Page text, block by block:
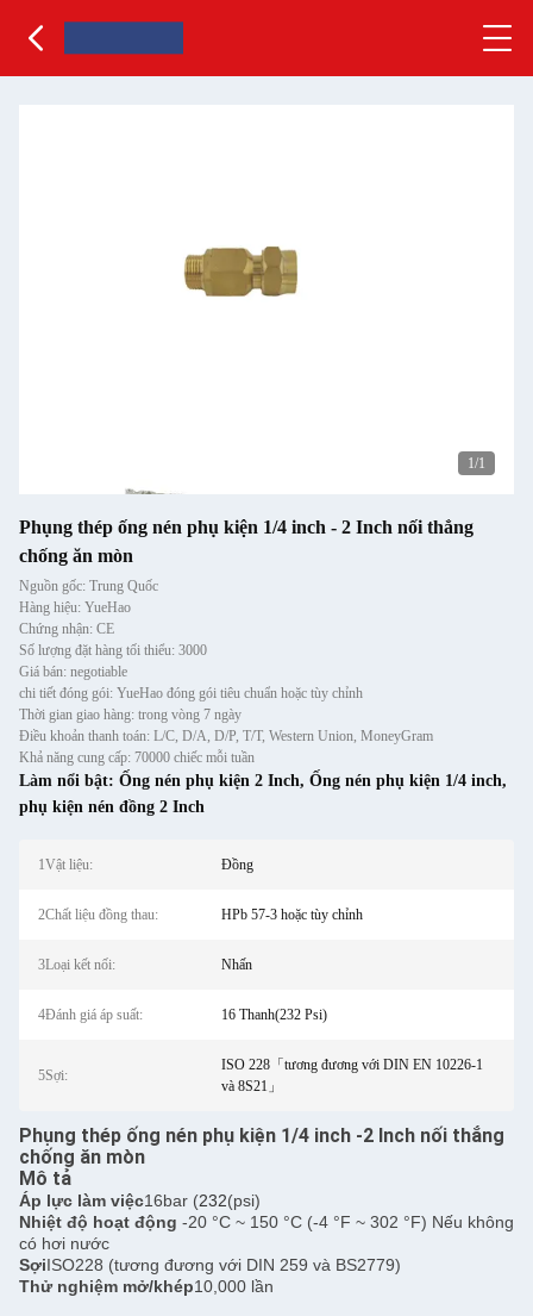
1/1
Phụng thép ống nén phụ kiện 1/4 inch - 2 Inch nối thẳng
chống ăn mòn
Nguồn gốc: Trung Quốc
Hàng hiệu: YueHao
Chứng nhận: CE
Số lượng đặt hàng tối thiểu: 3000
Giá bán: negotiable
chi tiết đóng gói: YueHao đóng gói tiêu chuẩn hoặc tùy chỉnh
Thời gian giao hàng: trong vòng 7 ngày
Điều khoản thanh toán: L/C, D/A, D/P, T/T, Western Union, MoneyGram
Khả năng cung cấp: 70000 chiếc mỗi tuần
Làm nổi bật: Ống nén phụ kiện 2 Inch, Ống nén phụ kiện 1/4 inch,
phụ kiện nén đồng 2 Inch
1Vật liệu: Đồng
2Chất liệu đồng thau: HPb 57-3 hoặc tùy chỉnh
3Loại kết nối: Nhấn
4Đánh giá áp suất: 16 Thanh(232 Psi)
5Sợi:
ISO 228「tương đương với DIN EN 10226-1
và 8S21」
Phụng thép ống nén phụ kiện 1/4 inch -2 Inch nối thẳng
chống ăn mòn
Mô tả
Áp lực làm việc16bar (232(psi)
Nhiệt độ hoạt động -20 °C ~ 150 °C (-4 °F ~ 302 °F) Nếu không
có hơi nước
SợiISO228 (tương đương với DIN 259 và BS2779)
Thử nghiệm mở/khép10,000 lần